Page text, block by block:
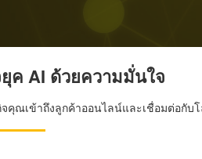
ค AI ด้วยความมั่นใจ
คุณเข้าถึงลูกค้าออนไลน์และเชื่อมต่อกั